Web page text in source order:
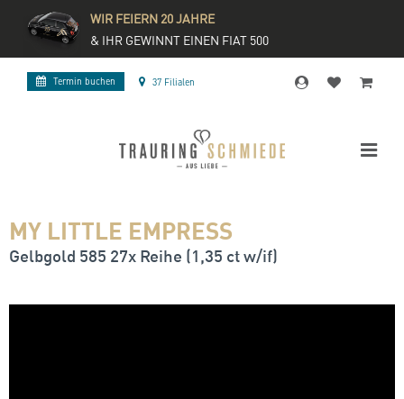
WIR FEIERN 20 JAHRE
& IHR GEWINNT EINEN FIAT 500
Termin buchen 37 Filialen
MY LITTLE EMPRESS
Gelbgold 585 27x Reihe (1,35 ct w/if)